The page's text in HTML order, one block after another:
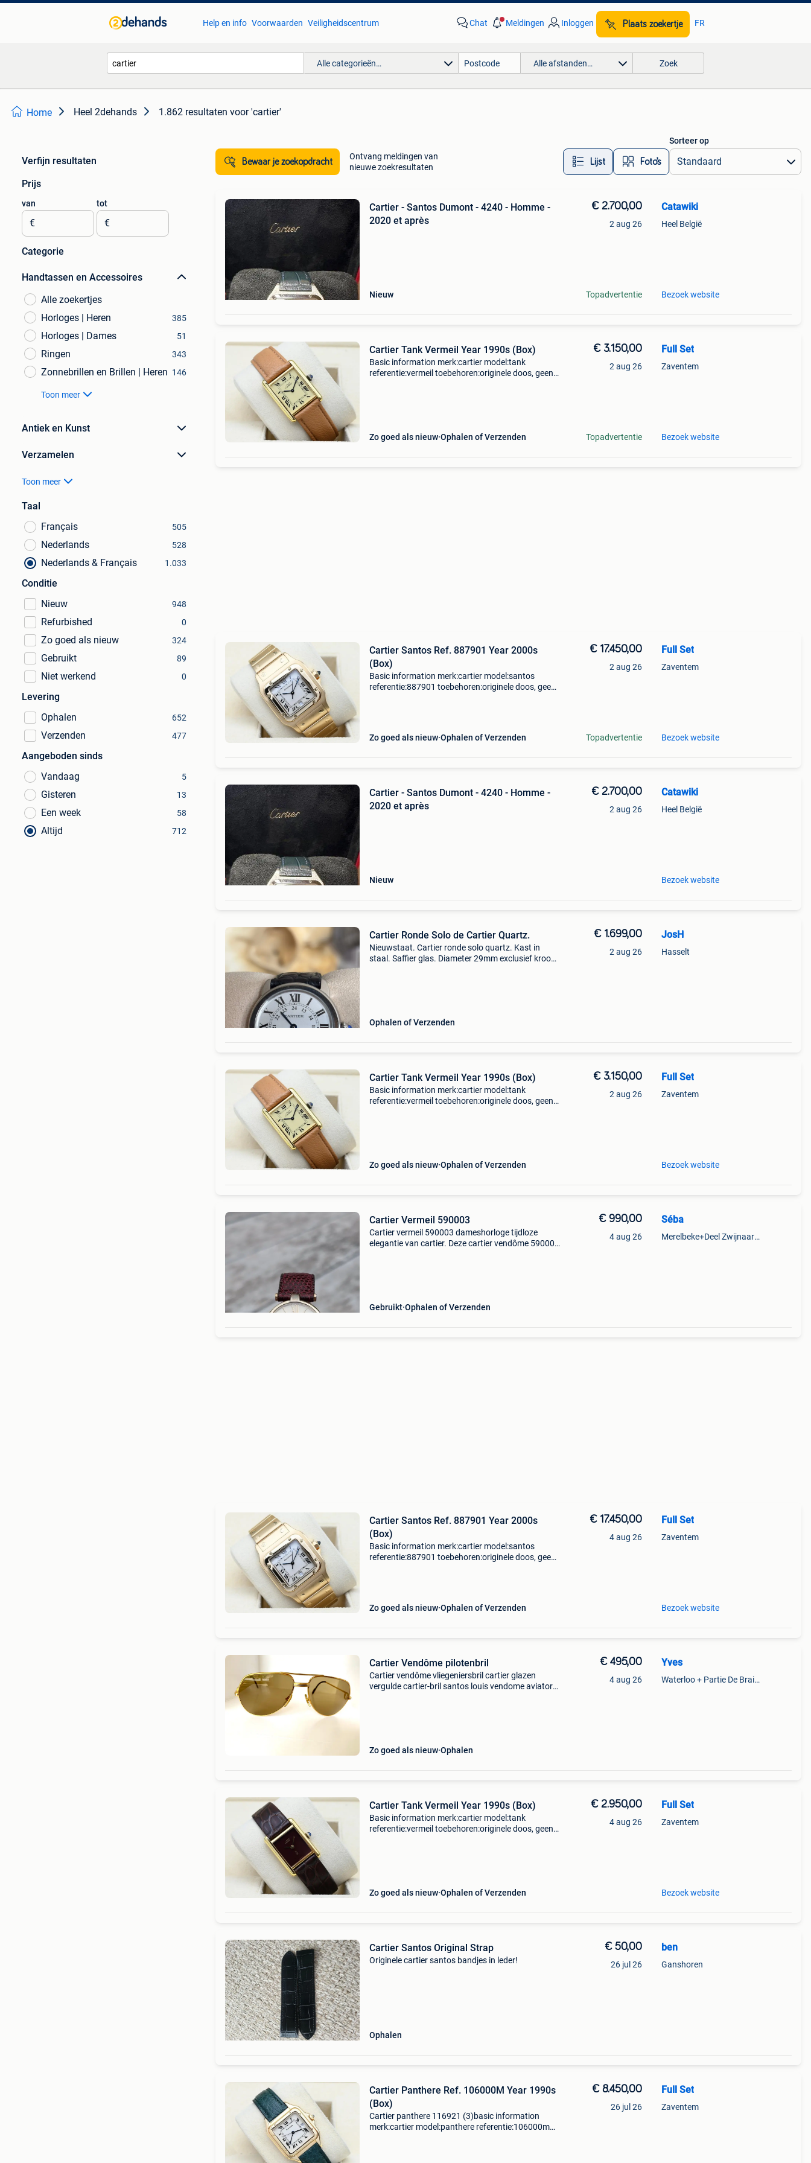
Help en info Voorwaarden Veiligheidscentrum Chat Meldingen Inloggen Plaats zoekertje FR
Alle categorieën… Alle afstanden… Zoek
Home Heel 2dehands 1.862 resultaten voor 'cartier'
Verfijn resultaten
Prijs
van
€
tot
€
Categorie
Handtassen en Accessoires
Alle zoekertjes
Horloges | Heren
385
Horloges | Dames 51
Ringen 343
Zonnebrillen en Brillen | Heren 146
Toon meer
Antiek en Kunst
Verzamelen
Toon meer
Taal
Français
505
Nederlands 528
Nederlands & Français 1.033
Conditie
Nieuw
948
Refurbished 0
Zo goed als nieuw 324
Gebruikt 89
Niet werkend 0
Levering
Ophalen
652
Verzenden 477
Aangeboden sinds
Vandaag
5
Gisteren 13
Een week 58
Altijd 712
Bewaar je zoekopdracht
Ontvang meldingen van
nieuwe zoekresultaten
Lijst Foto’s
Sorteer op
Cartier - Santos Dumont - 4240 - Homme -
2020 et après
Nieuw
€ 2.700,00
2 aug 26
Topadvertentie
Catawiki
Heel België
Bezoek website
Cartier Tank Vermeil Year 1990s (Box)
Basic information merk:cartier model:tank
referentie:vermeil toebehoren:originele doos, geen
Zo goed als nieuw Ophalen of Verzenden
€ 3.150,00
2 aug 26
Topadvertentie
Full Set
Zaventem
Bezoek website
Cartier Santos Ref. 887901 Year 2000s
(Box)
Basic information merk:cartier model:santos
referentie:887901 toebehoren:originele doos, geen
Zo goed als nieuw Ophalen of Verzenden
€ 17.450,00
2 aug 26
Topadvertentie
Full Set
Zaventem
Bezoek website
Cartier - Santos Dumont - 4240 - Homme -
2020 et après
Nieuw
€ 2.700,00
2 aug 26
Catawiki
Heel België
Bezoek website
Cartier Ronde Solo de Cartier Quartz.
Nieuwstaat. Cartier ronde solo quartz. Kast in
staal. Saffier glas. Diameter 29mm exclusief kroon
Ophalen of Verzenden
€ 1.699,00
2 aug 26
JosH
Hasselt
Cartier Tank Vermeil Year 1990s (Box)
Basic information merk:cartier model:tank
referentie:vermeil toebehoren:originele doos, geen
Zo goed als nieuw Ophalen of Verzenden
€ 3.150,00
2 aug 26
Full Set
Zaventem
Bezoek website
Cartier Vermeil 590003
Cartier vermeil 590003 dameshorloge tijdloze
elegantie van cartier. Deze cartier vendôme 590003
Gebruikt Ophalen of Verzenden
€ 990,00
4 aug 26
Séba
Merelbeke+Deel Zwijnaarde
Cartier Santos Ref. 887901 Year 2000s
(Box)
Basic information merk:cartier model:santos
referentie:887901 toebehoren:originele doos, geen
Zo goed als nieuw Ophalen of Verzenden
€ 17.450,00
4 aug 26
Full Set
Zaventem
Bezoek website
Cartier Vendôme pilotenbril
Cartier vendôme vliegeniersbril cartier glazen
vergulde cartier-bril santos louis vendome aviator
Zo goed als nieuw Ophalen
€ 495,00
4 aug 26
Yves
Waterloo + Partie De Braine-L'Alleud, De Ohain
Cartier Tank Vermeil Year 1990s (Box)
Basic information merk:cartier model:tank
referentie:vermeil toebehoren:originele doos, geen
Zo goed als nieuw Ophalen of Verzenden
€ 2.950,00
4 aug 26
Full Set
Zaventem
Bezoek website
Cartier Santos Original Strap
Originele cartier santos bandjes in leder!
Ophalen
€ 50,00
26 jul 26
ben
Ganshoren
Cartier Panthere Ref. 106000M Year 1990s
(Box)
Cartier panthere 116921 (3)basic information
merk:cartier model:panthere referentie:106000m
€ 8.450,00
26 jul 26
Full Set
Zaventem